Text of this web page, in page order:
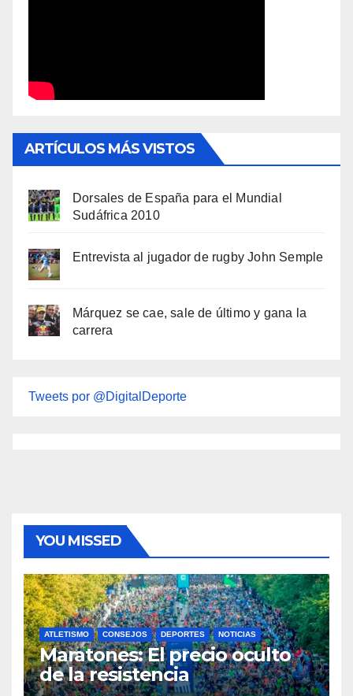
ARTÍCULOS MÁS VISTOS
Dorsales de España para el Mundial
Sudáfrica 2010
Entrevista al jugador de rugby John Semple
Márquez se cae, sale de último y gana la
carrera
Tweets por @DigitalDeporte
YOU MISSED
ATLETISMO CONSEJOS DEPORTES NOTICIAS
Maratones: El precio oculto
de la resistencia